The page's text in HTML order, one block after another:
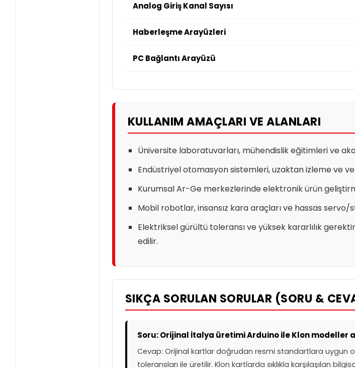
Analog Giriş Kanal Sayısı
Haberleşme Arayüzleri
PC Bağlantı Arayüzü
KULLANIM AMAÇLARI VE ALANLARI
Üniversite laboratuvarları, mühendislik eğitimleri ve
Endüstriyel otomasyon sistemleri, uzaktan izleme ve
Kurumsal Ar-Ge merkezlerinde elektronik ürün
Mobil robotlar, insansız kara araçları ve hassas
Elektriksel gürültü toleransı ve yüksek kararlılık
edilir.
SIKÇA SORULAN SORULAR (SORU &
Soru: Orijinal İtalya üretimi Arduino ile Klon modeller
Cevap: Orijinal kartlar doğrudan resmi standartlara uygun
toleransları ile üretilir. Klon kartlarda sıklıkla karşılaşılan